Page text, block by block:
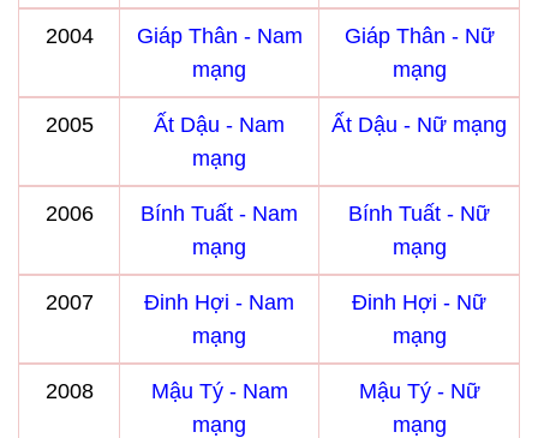
2004
Giáp Thân - Nam
mạng
Giáp Thân - Nữ
mạng
2005
Ất Dậu - Nam
mạng
Ất Dậu - Nữ mạng
2006
Bính Tuất - Nam
mạng
Bính Tuất - Nữ
mạng
2007
Đinh Hợi - Nam
mạng
Đinh Hợi - Nữ
mạng
2008
Mậu Tý - Nam
mạng
Mậu Tý - Nữ
mạng